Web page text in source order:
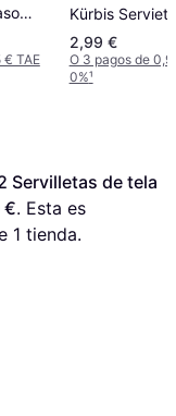
€ TAE
Kürbis
St
2,99 €
O 3 pagos de
0%¹
Servilletas de tela
€. Esta es
1 tienda.